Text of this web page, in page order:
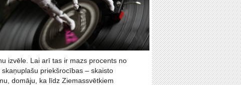
izvēle. Lai arī tas ir mazs procents no
priekšrocības – skaisto
domāju, ka līdz Ziemassvētkiem